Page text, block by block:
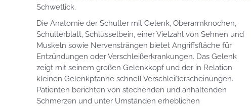
Schwetlick.
Die Anatomie der Schulter mit Gelenk, Oberarmknochen,
Schulterblatt, Schlüsselbein, einer Vielzahl von Sehnen und
Muskeln sowie Nervensträngen bietet Angriffsfläche für
Entzündungen oder Verschleißerkrankungen. Das Gelenk
zeigt mit seinem großen Gelenkkopf und der in Relation
kleinen Gelenkpfanne schnell Verschleißerscheinungen.
Patienten berichten von stechenden und anhaltenden
Schmerzen und unter Umständen erheblichen